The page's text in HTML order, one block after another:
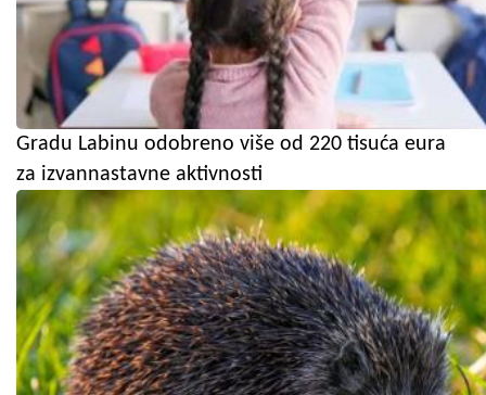
Gradu Labinu odobreno više od 220 tisuća eura
za izvannastavne aktivnosti